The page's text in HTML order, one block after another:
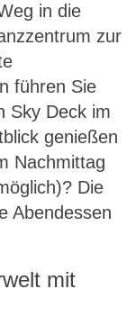
in die
zur
führen Sie
Sky Deck im
genießen
Nachmittag
Die
Abendessen
mit